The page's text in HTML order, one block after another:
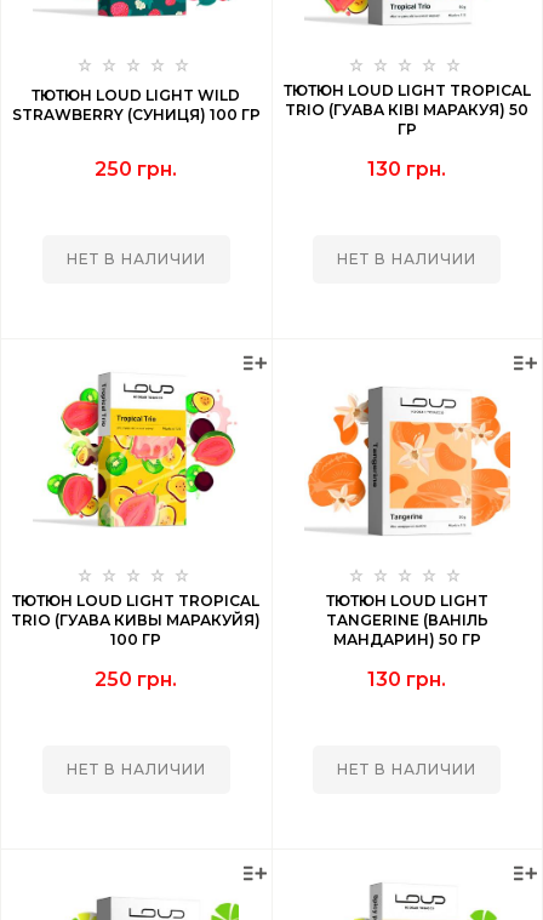
ТЮТЮН LOUD LIGHT WILD
STRAWBERRY (СУНИЦЯ) 100 ГР
250 грн.
НЕТ В НАЛИЧИИ
ТЮТЮН LOUD LIGHT TROPICAL
TRIO (ГУАВА КІВІ МАРАКУЯ) 50
ГР
130 грн.
НЕТ В НАЛИЧИИ
ТЮТЮН LOUD LIGHT TROPICAL
TRIO (ГУАВА КИВЫ МАРАКУЙЯ)
100 ГР
250 грн.
НЕТ В НАЛИЧИИ
ТЮТЮН LOUD LIGHT
TANGERINE (ВАНІЛЬ
МАНДАРИН) 50 ГР
130 грн.
НЕТ В НАЛИЧИИ